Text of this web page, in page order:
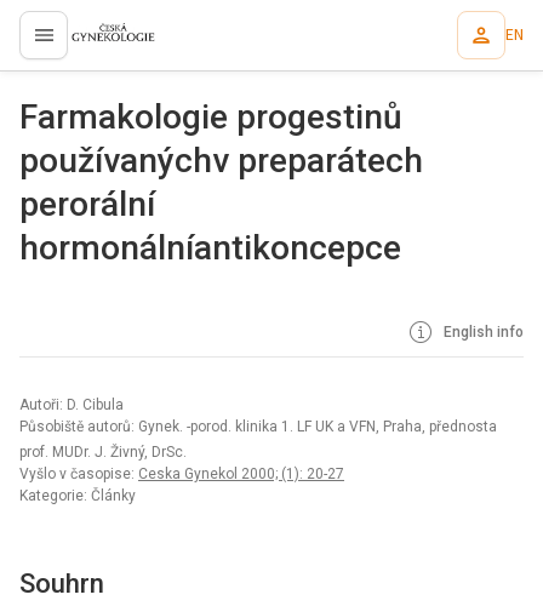
proLékaře.cz EN
Farmakologie progestinů
používanýchv preparátech
perorální
hormonálníantikoncepce
English info
Autoři: D. Cibula
Působiště autorů: Gynek. -porod. klinika 1. LF UK a VFN, Praha, přednosta
prof. MUDr. J. Živný, DrSc.
Vyšlo v časopise: Ceska Gynekol 2000; (1): 20-27
Kategorie: Články
Souhrn